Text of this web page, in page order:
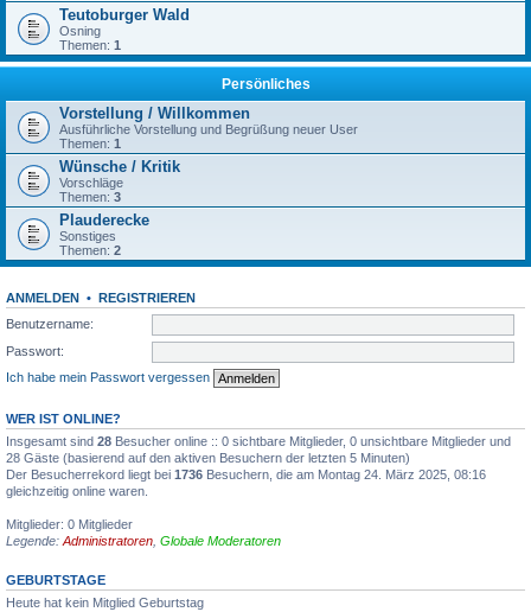
Teutoburger Wald
Osning
Themen: 1
Persönliches
Vorstellung / Willkommen
Ausführliche Vorstellung und Begrüßung neuer User
Themen: 1
Wünsche / Kritik
Vorschläge
Themen: 3
Plauderecke
Sonstiges
Themen: 2
ANMELDEN • REGISTRIEREN
Benutzername:
Passwort:
Ich habe mein Passwort vergessen
WER IST ONLINE?
Insgesamt sind 28 Besucher online :: 0 sichtbare Mitglieder, 0 unsichtbare Mitglieder und
28 Gäste (basierend auf den aktiven Besuchern der letzten 5 Minuten)
Der Besucherrekord liegt bei 1736 Besuchern, die am Montag 24. März 2025, 08:16
gleichzeitig online waren.
Mitglieder: 0 Mitglieder
Legende: Administratoren Globale Moderatoren
GEBURTSTAGE
Heute hat kein Mitglied Geburtstag